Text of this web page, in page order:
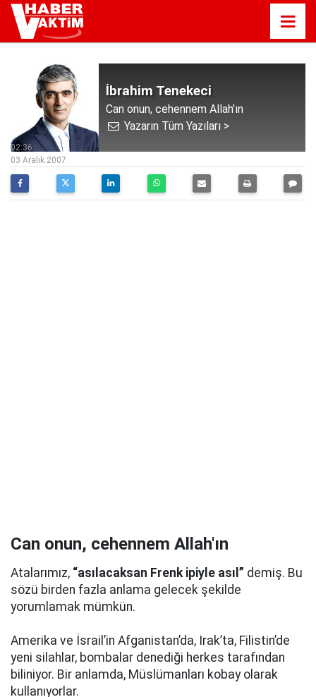
İbrahim Tenekeci
Can onun, cehennem Allah'ın
Yazarın Tüm Yazıları >
02:36
03 Aralık 2007
Can onun, cehennem Allah'ın
Atalarımız, “asılacaksan Frenk ipiyle asıl” demiş. Bu
sözü birden fazla anlama gelecek şekilde
yorumlamak mümkün.
Amerika ve İsrail’in Afganistan’da, Irak’ta, Filistin’de
yeni silahlar, bombalar denediği herkes tarafından
biliniyor. Bir anlamda, Müslümanları kobay olarak
kullanıyorlar.